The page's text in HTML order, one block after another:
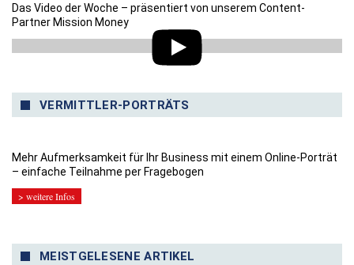
Das Video der Woche – präsentiert von unserem Content-
Partner Mission Money
VERMITTLER-PORTRÄTS
Mehr Aufmerksamkeit für Ihr Business mit einem Online-Porträt
– einfache Teilnahme per Fragebogen
> weitere Infos
MEISTGELESENE ARTIKEL